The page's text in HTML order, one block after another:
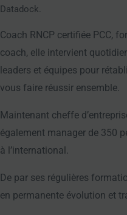
Datadock.
Coach RNCP certifiée PCC,
coach, elle intervient
leaders et équipes pour
vous faire réussir ensemble.
Maintenant cheffe
également manager de 350
à l’international.
De par ses régulières
en permanente évolution et